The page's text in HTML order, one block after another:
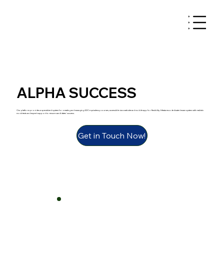
ALPHA SUCCESS
Our platform provides a specialized system for creating and managing ADC equivalency courses, accessible via a website and mobile app for flexibility. It features a dedicated exam system with realistic
mock tests and expert support to ensure candidates' success.
Get in Touch Now!